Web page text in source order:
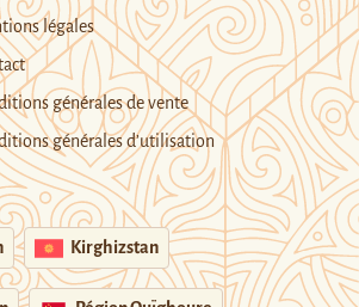
légales
générales de vente
générales d’utilisation
Kirghizstan